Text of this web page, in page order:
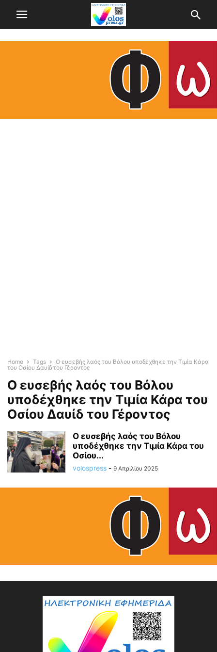
Home Tags
Ο ευσεβής λαός του Βόλου υποδέχθηκε την Τιμία Κάρα
του Οσίου Δαυίδ του Γέροντος
Ο ευσεβής λαός του Βόλου
υποδέχθηκε την Τιμία Κάρα του
Οσίου Δαυίδ του Γέροντος
Ο ευσεβής λαός του Βόλου
υποδέχθηκε την Τιμία Κάρα του
Οσίου...
volospress - 9 Απριλίου 2025